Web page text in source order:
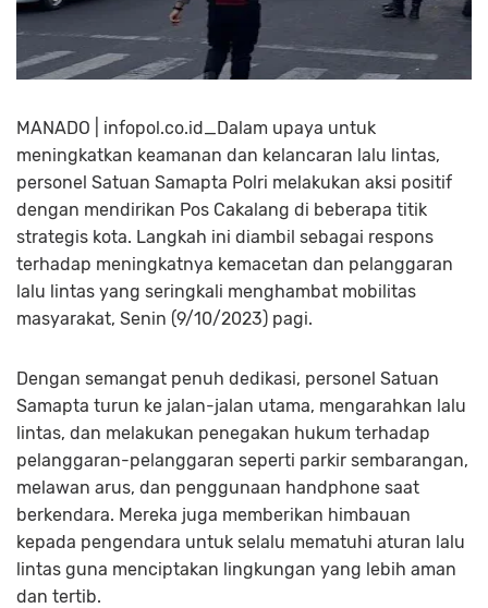
MANADO | infopol.co.id_Dalam upaya untuk
meningkatkan keamanan dan kelancaran lalu lintas,
personel Satuan Samapta Polri melakukan aksi positif
dengan mendirikan Pos Cakalang di beberapa titik
strategis kota. Langkah ini diambil sebagai respons
terhadap meningkatnya kemacetan dan pelanggaran
lalu lintas yang seringkali menghambat mobilitas
masyarakat, Senin (9/10/2023) pagi.
Dengan semangat penuh dedikasi, personel Satuan
Samapta turun ke jalan-jalan utama, mengarahkan lalu
lintas, dan melakukan penegakan hukum terhadap
pelanggaran-pelanggaran seperti parkir sembarangan,
melawan arus, dan penggunaan handphone saat
berkendara. Mereka juga memberikan himbauan
kepada pengendara untuk selalu mematuhi aturan lalu
lintas guna menciptakan lingkungan yang lebih aman
dan tertib.